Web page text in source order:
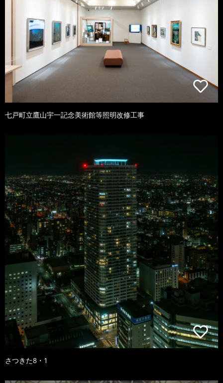
七戸町立鷹山宇一記念美術館等照明改修工事
さつきた8・1